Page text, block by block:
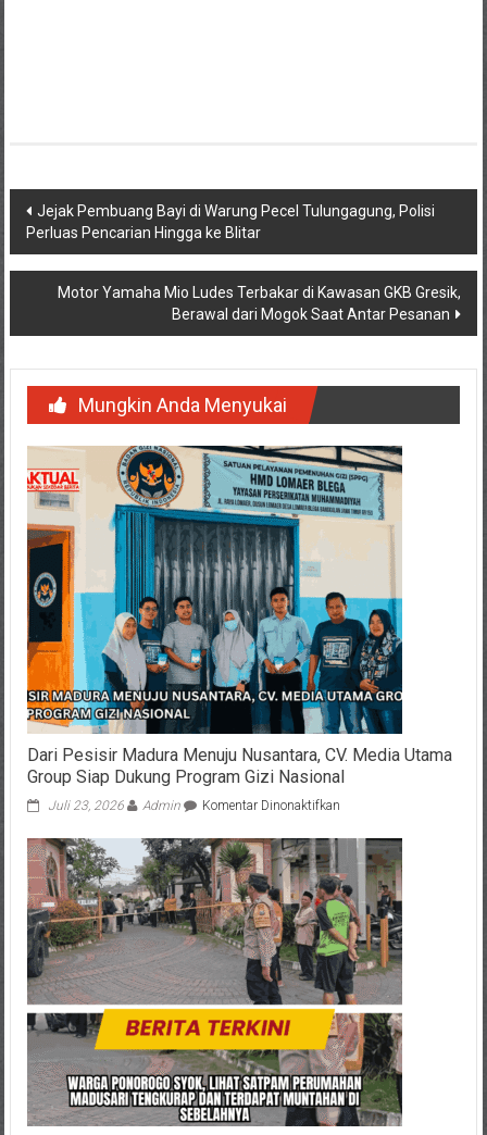
Navigasi
pos
Jejak Pembuang Bayi di Warung Pecel Tulungagung, Polisi
Perluas Pencarian Hingga ke Blitar
Motor Yamaha Mio Ludes Terbakar di Kawasan GKB Gresik,
Berawal dari Mogok Saat Antar Pesanan
Mungkin Anda Menyukai
Dari Pesisir Madura Menuju Nusantara, CV. Media Utama
Group Siap Dukung Program Gizi Nasional
Juli 23, 2026 Admin Komentar Dinonaktifkanpada
Pesisir
Madura
Menuju
Nusantara,
CV.
Media
Utama
Group
Siap
Dukung
Program
Gizi
Nasional